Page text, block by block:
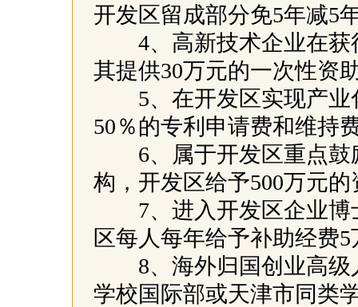
开发区留成部分免5年减5
4、高新技术企业在获
其提供30万元的一次性资
5、在开发区实现产业
50％的专利申请费和维持
6、属于开发区重点鼓
构，开发区给予500万元的
7、进入开发区企业博
区每人每年给予补助经费5
8、海外归国创业高级
学校国际部或天津市同类